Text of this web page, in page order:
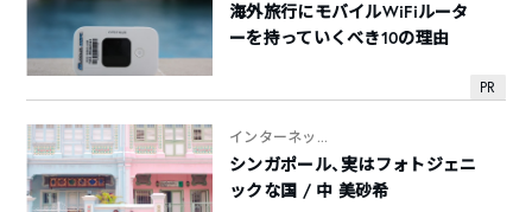
PR
海外旅行にモバイルWiFiルータ
ーを持っていくべき10の理由
インターネッ...
シンガポール、実はフォトジェニ
ックな国 / 中 美砂希